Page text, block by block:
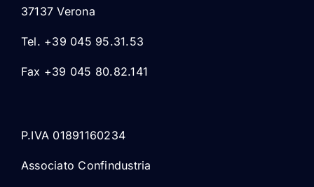
37137 Verona
Tel. +39 045 95.31.53
Fax +39 045 80.82.141
P.IVA 01891160234
Associato Confindustria